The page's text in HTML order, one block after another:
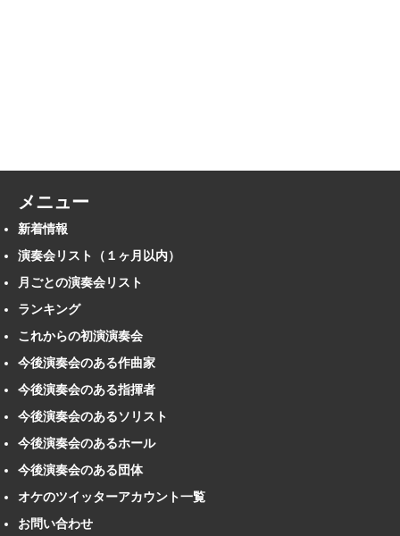
メニュー
新着情報
演奏会リスト（１ヶ月以内）
月ごとの演奏会リスト
ランキング
これからの初演演奏会
今後演奏会のある作曲家
今後演奏会のある指揮者
今後演奏会のあるソリスト
今後演奏会のあるホール
今後演奏会のある団体
オケのツイッターアカウント一覧
お問い合わせ